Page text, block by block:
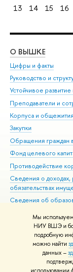
Мы
НИУ ВШЭ и
подробную
можно найти
данных –
13
14 15 16
О ВЫШКЕ
Цифры и факты
Руководство и
Устойчивое
Преподаватели и
Корпуса и общежития
Закупки
Обращения
Фонд целевого
Противодействие
Сведения о доходах,
обязательствах
Сведения об
Людям с
Единая платежная
Работа в Вышке